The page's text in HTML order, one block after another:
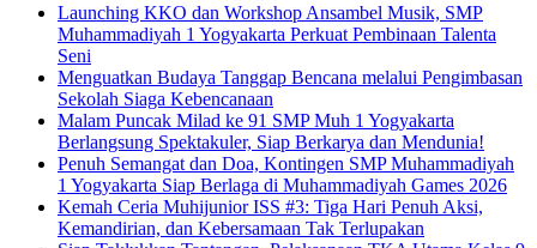
Launching KKO dan Workshop Ansambel Musik, SMP
Muhammadiyah 1 Yogyakarta Perkuat Pembinaan Talenta
Seni
Menguatkan Budaya Tanggap Bencana melalui Pengimbasan
Sekolah Siaga Kebencanaan
Malam Puncak Milad ke 91 SMP Muh 1 Yogyakarta
Berlangsung Spektakuler, Siap Berkarya dan Mendunia!
Penuh Semangat dan Doa, Kontingen SMP Muhammadiyah
1 Yogyakarta Siap Berlaga di Muhammadiyah Games 2026
Kemah Ceria Muhijunior ISS #3: Tiga Hari Penuh Aksi,
Kemandirian, dan Kebersamaan Tak Terlupakan